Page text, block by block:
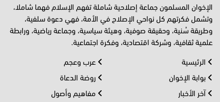
الإخوان المسلمون جماعة إصلاحية شاملة تفهم الإسلام فهما شاملا،
وتشمل فكرتهم كل نواحي الإصلاح في الأمة، فهي دعوة سلفية،
وطريقة سُنية، وحقيقة صوفية، وهيئة سياسية، وجماعة رياضية، ورابطة
علمية ثقافية، وشركة اقتصادية، وفكرة اجتماعية.
الرئيسية
بوابة الإخوان
آخر الأخبار
عرب وعجم
روضة الدعاة
مفاهيم وأصول